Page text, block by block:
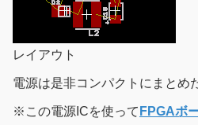
レイアウト
電源は是非コンパクトにまとめ
※この電源ICを使って FPGAボ